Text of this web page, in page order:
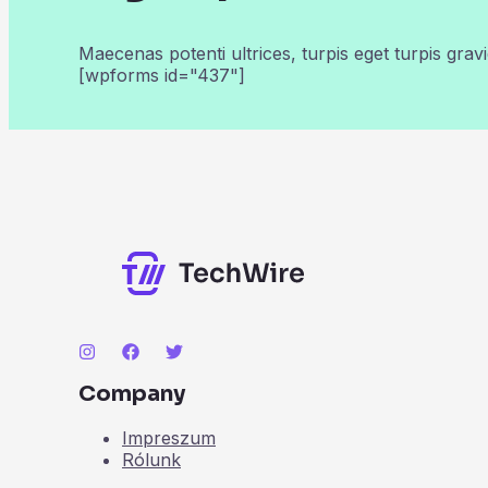
Maecenas potenti ultrices, turpis eget turpis
[wpforms id="437"]
Company
Impreszum
Rólunk